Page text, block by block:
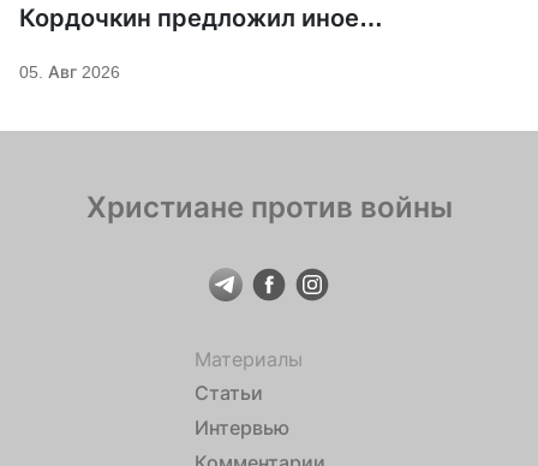
Кордочкин предложил иное
Саровского
05. Авг 2026
Христиане против войны
Материалы
Статьи
Интервью